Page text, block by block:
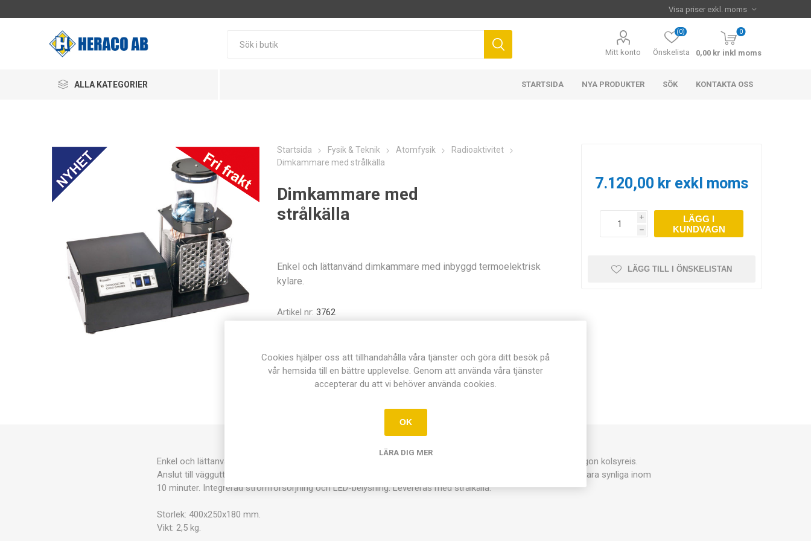
Mitt konto Önskelista
(0) 0
0,00 kr inkl moms
ALLA KATEGORIER STARTSIDA NYA PRODUKTER SÖK KONTAKTA OSS
Startsida Fysik & Teknik Atomfysik
Radioaktivitet
Dimkammare med strålkälla
Dimkammare med
strålkälla
Enkel och lättanvänd dimkammare med inbyggd termoelektrisk
kylare.
Artikel nr: 3762
7.120,00 kr exkl moms
i
h
LÄGG I
KUNDVAGN
LÄGG TILL I ÖNSKELISTAN
KONTAKTA OSS
Enkel och lättanvänd dimkammare med inbyggd termoelektrisk kylare. Detta medför att man inte behöver någon kolsyreis.
Anslut till vägguttaget och tillsätt isopropylalkohol. Med hjälp av det medföljande alfapreparatet så bör spår vara synliga inom
10 minuter. Integrerad strömförsörjning och LED-belysning. Levereras med strålkälla.
Storlek: 400x250x180 mm.
Vikt: 2,5 kg.
Cookies hjälper oss att tillhandahålla våra tjänster och göra ditt besök på
vår hemsida till en bättre upplevelse. Genom att använda våra tjänster
accepterar du att vi behöver använda cookies.
OK
LÄRA DIG MER